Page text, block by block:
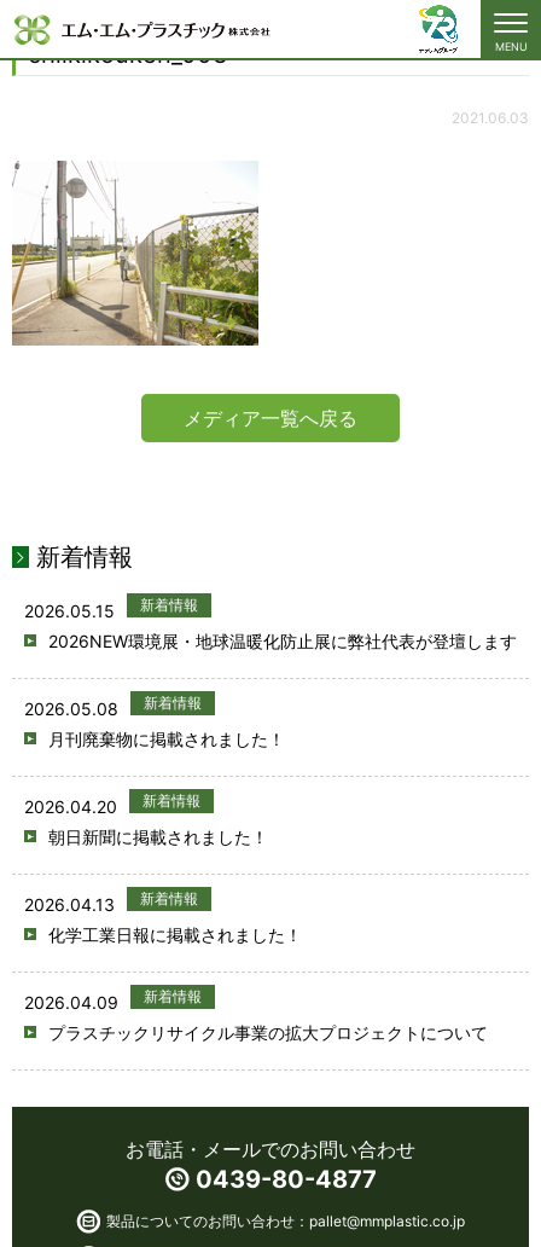
MENU
chiikikouken_003
2021.06.03
メディア一覧へ戻る
新着情報
2026.05.15 新着情報
2026NEW環境展・地球温暖化防止展に弊社代表が登壇します
2026.05.08 新着情報
月刊廃棄物に掲載されました！
2026.04.20 新着情報
朝日新聞に掲載されました！
2026.04.13 新着情報
化学工業日報に掲載されました！
2026.04.09 新着情報
プラスチックリサイクル事業の拡大プロジェクトについて
お電話・メールでのお問い合わせ
0439-80-4877
製品についてのお問い合わせ： pallet@mmplastic.co.jp